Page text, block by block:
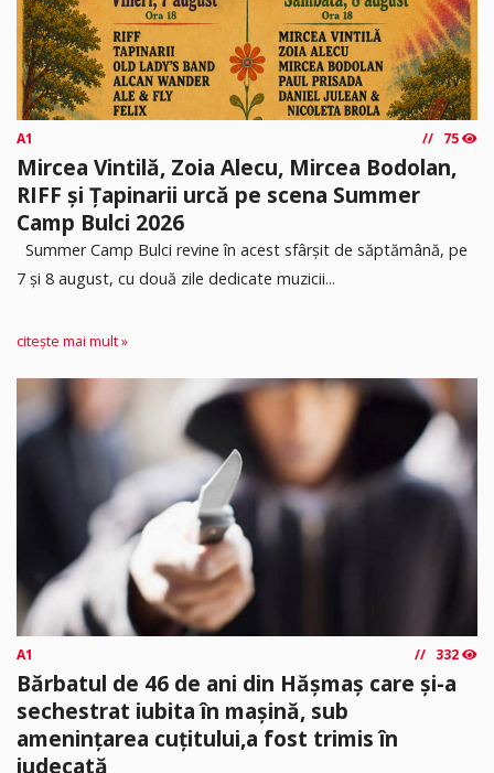
A1 75
Mircea Vintilă, Zoia Alecu, Mircea Bodolan,
RIFF și Țapinarii urcă pe scena Summer
Camp Bulci 2026
Summer Camp Bulci revine în acest sfârșit de săptămână, pe
7 și 8 august, cu două zile dedicate muzicii...
citește mai mult »
A1 332
Bărbatul de 46 de ani din Hășmaș care și-a
sechestrat iubita în mașină, sub
amenințarea cuțitului,a fost trimis în
judecată